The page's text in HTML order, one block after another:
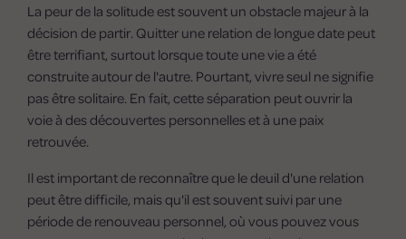
La peur de la solitude est souvent un obstacle majeur à la
décision de partir. Quitter une relation de longue date peut
être terrifiant, surtout lorsque toute une vie a été
construite autour de l'autre. Pourtant, vivre seul ne signifie
pas être solitaire. En fait, cette séparation peut ouvrir la
voie à des découvertes personnelles et à une paix
retrouvée.
Il est important de reconnaître que le deuil d'une relation
peut être difficile, mais qu'il est souvent suivi par une
période de renouveau personnel, où vous pouvez vous